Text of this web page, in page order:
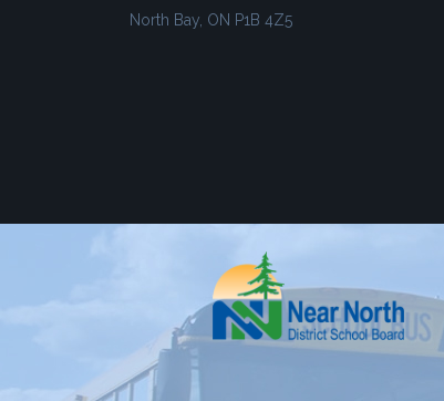
North Bay, ON P1B 4Z5